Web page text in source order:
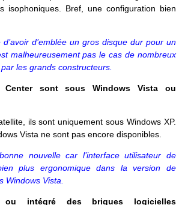
isophoniques. Bref, une configuration bien
d’emblée un gros disque dur pour un
malheureusement pas le cas de nombreux
les grands constructeurs.
Center sont sous Windows Vista ou
ils sont uniquement sous Windows XP.
Vista ne sont pas encore disponibles.
nouvelle car l’interface utilisateur de
plus ergonomique dans la version de
Windows Vista.
ou intégré des briques logicielles